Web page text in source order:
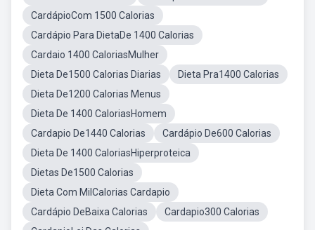
CardápioCom 1500 Calorias
Cardápio Para DietaDe 1400 Calorias
Cardaio 1400 CaloriasMulher
Dieta De1500 Calorias Diarias
Dieta Pra1400 Calorias
Dieta De1200 Calorias Menus
Dieta De 1400 CaloriasHomem
Cardapio De1440 Calorias
Cardápio De600 Calorias
Dieta De 1400 CaloriasHiperproteica
Dietas De1500 Calorias
Dieta Com MilCalorias Cardapio
Cardápio DeBaixa Calorias
Cardapio300 Calorias